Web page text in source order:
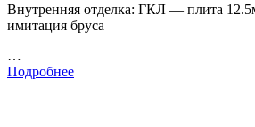
Внутренняя отделка: ГКЛ — плита
имитация бруса
…
Подробнее